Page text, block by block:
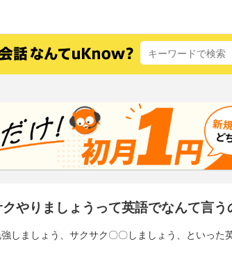
やりましょうって英語でなんて言う
しましょう、サクサク〇〇しましょう、といった